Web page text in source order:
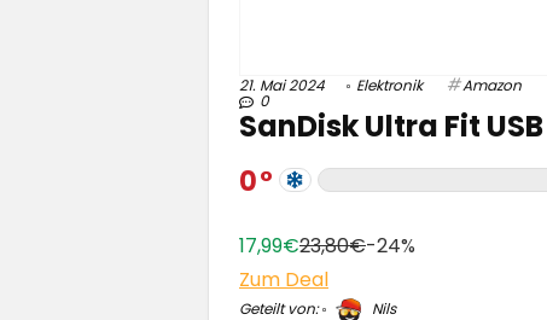
21. Mai 2024 Elektronik Amazon
0
SanDisk Ultra Fit
0
17,99€23,80€-24%
Zum Deal
Geteilt von: Nils